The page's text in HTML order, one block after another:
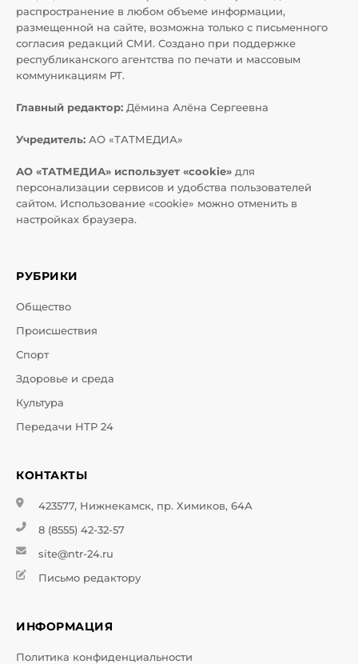
распространение в любом объеме информации,
размещенной на сайте, возможна только с письменного
согласия редакций СМИ. Создано при поддержке
республиканского агентства по печати и массовым
коммуникациям РТ.
Главный редактор: Дёмина Алёна Сергеевна
Учредитель: АО «ТАТМЕДИА»
АО «ТАТМЕДИА» использует «cookie» для
персонализации сервисов и удобства пользователей
сайтом. Использование «cookie» можно отменить в
настройках браузера.
РУБРИКИ
Общество
Происшествия
Спорт
Здоровье и среда
Культура
Передачи НТР 24
КОНТАКТЫ
423577, Нижнекамск, пр. Химиков, 64А
8 (8555) 42-32-57
site@ntr-24.ru
Письмо редактору
ИНФОРМАЦИЯ
Политика конфиденциальности